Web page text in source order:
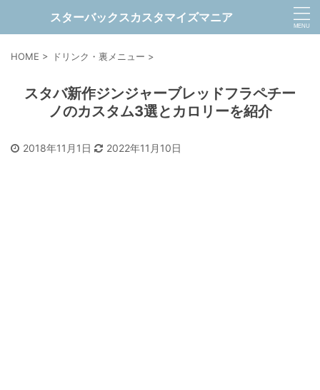
スターバックスカスタマイズマニア
HOME > ドリンク・裏メニュー >
スタバ新作ジンジャーブレッドフラペチー
ノのカスタム3選とカロリーを紹介
2018年11月1日 2022年11月10日